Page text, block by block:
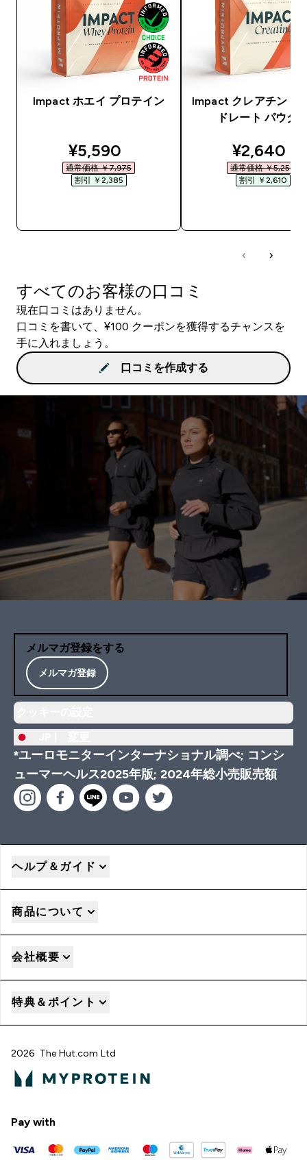
Impact ホエイ プロテイン
discounted price
¥5,590‎
通常価格 ￥7,975‎
割引 ￥2,385‎
Impact クレアチン モ
ドレート パウダ
¥2,640‎
通常価格 ￥5,250‎
割引 ￥2,610‎
すべてのお客様の口コミ
現在口コミはありません。
口コミを書いて、¥100 クーポンを獲得するチャンスを
手に入れましょう。
口コミを作成する
メルマガ登録をする
メルマガ登録
*ユーロモニターインターナショナル調べ; コンシ
ューマーヘルス2025年版; 2024年総小売販売額
ヘルプ＆ガイド
商品について
会社概要
特典＆ポイント
2026 The Hut.com Ltd
Pay with